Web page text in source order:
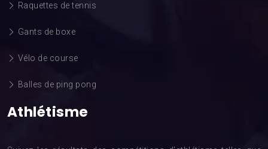
Raquettes de tennis
Gants de boxe
Vélo de course
Balles de ping pong
Athlétisme